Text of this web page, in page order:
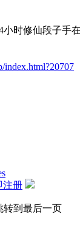
小时修仙段子
index.html?20707
注册
转到最后一页